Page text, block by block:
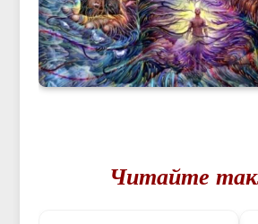
Читайте